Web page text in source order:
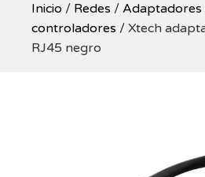
Inicio / Redes / Adaptadores
controladores / Xtech
RJ45 negro